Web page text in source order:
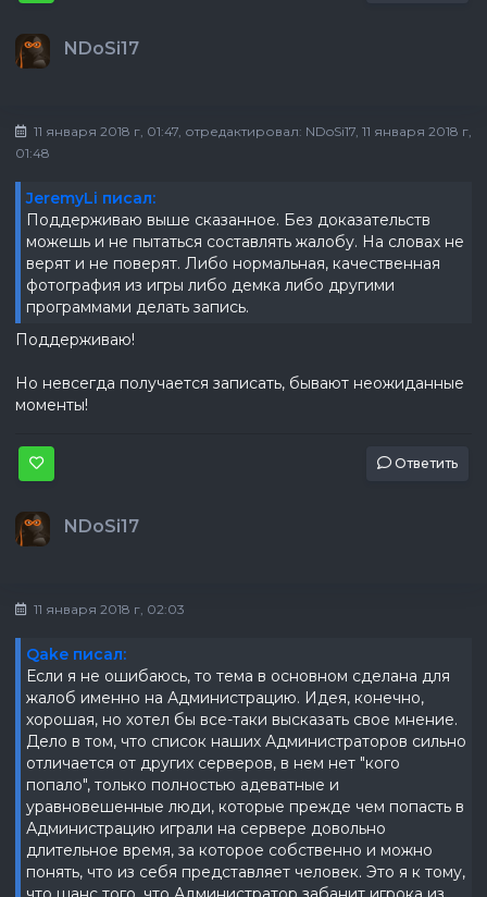
NDoSi17
11 января 2018 г, 01:47, отредактировал: NDoSi17, 11 января 2018 г,
01:48
JeremyLi писал:
Поддерживаю выше сказанное. Без доказательств
можешь и не пытаться составлять жалобу. На словах не
верят и не поверят. Либо нормальная, качественная
фотография из игры либо демка либо другими
программами делать запись.
Поддерживаю!
Но невсегда получается записать, бывают неожиданные
моменты!
Ответить
NDoSi17
11 января 2018 г, 02:03
Qake писал:
Если я не ошибаюсь, то тема в основном сделана для
жалоб именно на Администрацию. Идея, конечно,
хорошая, но хотел бы все-таки высказать свое мнение.
Дело в том, что список наших Администраторов сильно
отличается от других серверов, в нем нет "кого
попало", только полностью адеватные и
уравновешенные люди, которые прежде чем попасть в
Администрацию играли на сервере довольно
длительное время, за которое собственно и можно
понять, что из себя представляет человек. Это я к тому,